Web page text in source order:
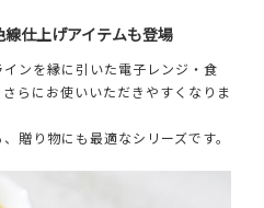
仕上げアイテムも登場
ンを縁に引いた電子レンジ・食
らにお使いいただきやすくなりま
贈り物にも最適なシリーズです。